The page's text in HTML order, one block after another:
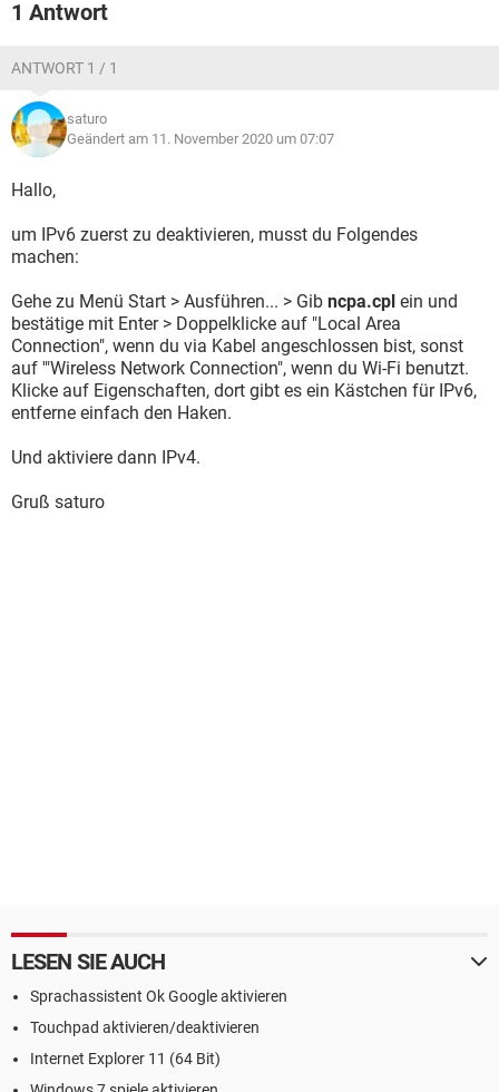
1 Antwort
ANTWORT 1 / 1
saturo
Geändert am 11. November 2020 um 07:07
Hallo,
um IPv6 zuerst zu deaktivieren, musst du Folgendes
machen:
Gehe zu Menü Start > Ausführen... > Gib ncpa.cpl ein und
bestätige mit Enter > Doppelklicke auf "Local Area
Connection", wenn du via Kabel angeschlossen bist, sonst
auf '"Wireless Network Connection", wenn du Wi-Fi benutzt.
Klicke auf Eigenschaften, dort gibt es ein Kästchen für IPv6,
entferne einfach den Haken.
Und aktiviere dann IPv4.
Gruß saturo
LESEN SIE AUCH
Sprachassistent Ok Google aktivieren
Touchpad aktivieren/deaktivieren
Internet Explorer 11 (64 Bit)